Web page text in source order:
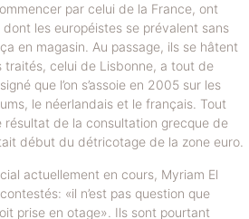
par celui de la France, ont
dont les européistes se prévalent sans
en magasin. Au passage, ils se hâtent
traités, celui de Lisbonne, a tout de
que l’on s’assoie en 2005 sur les
le néerlandais et le français. Tout
résultat de la consultation grecque de
début du détricotage de la zone euro.
actuellement en cours, Myriam El
«il n’est pas question que
prise en otage». Ils sont pourtant